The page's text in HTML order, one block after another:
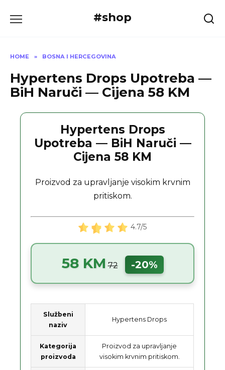
#shop
HOME » BOSNA I HERCEGOVINA
Hypertens Drops Upotreba —
BiH Naruči — Cijena 58 KM
Hypertens Drops
Upotreba — BiH Naruči —
Cijena 58 KM
Proizvod za upravljanje visokim krvnim
pritiskom.
4.7/5
58 KM 72 -20%
Službeni
naziv
Hypertens Drops
Kategorija
proizvoda
Proizvod za upravljanje
visokim krvnim pritiskom.